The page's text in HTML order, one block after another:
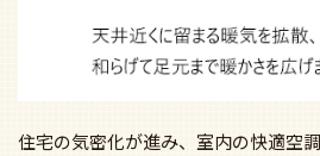
住宅の気密化が進み、室内の快適空